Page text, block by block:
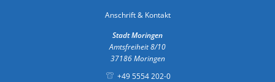
Anschrift & Kontakt
Stadt Moringen
Amtsfreiheit 8/10
37186 Moringen
+49 5554 202-0